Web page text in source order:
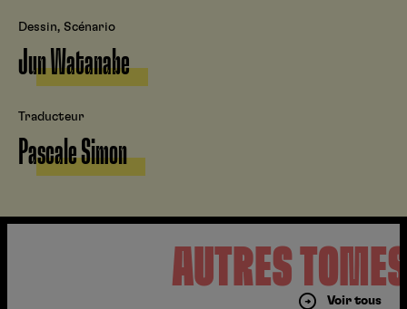
Dessin, Scénario
Jun Watanabe
Traducteur
Pascale Simon
AUTRES
Voir tous